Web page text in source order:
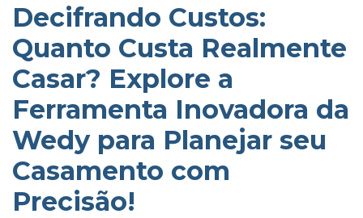
Decifrando Custos:
Quanto Custa Realmente
Casar? Explore a
Ferramenta Inovadora da
Wedy para Planejar seu
Casamento com
Precisão!